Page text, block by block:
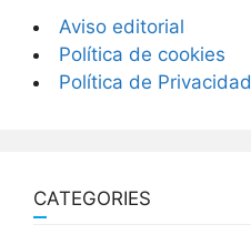
Aviso editorial
Política de cookies
Política de Privacidad
CATEGORIES